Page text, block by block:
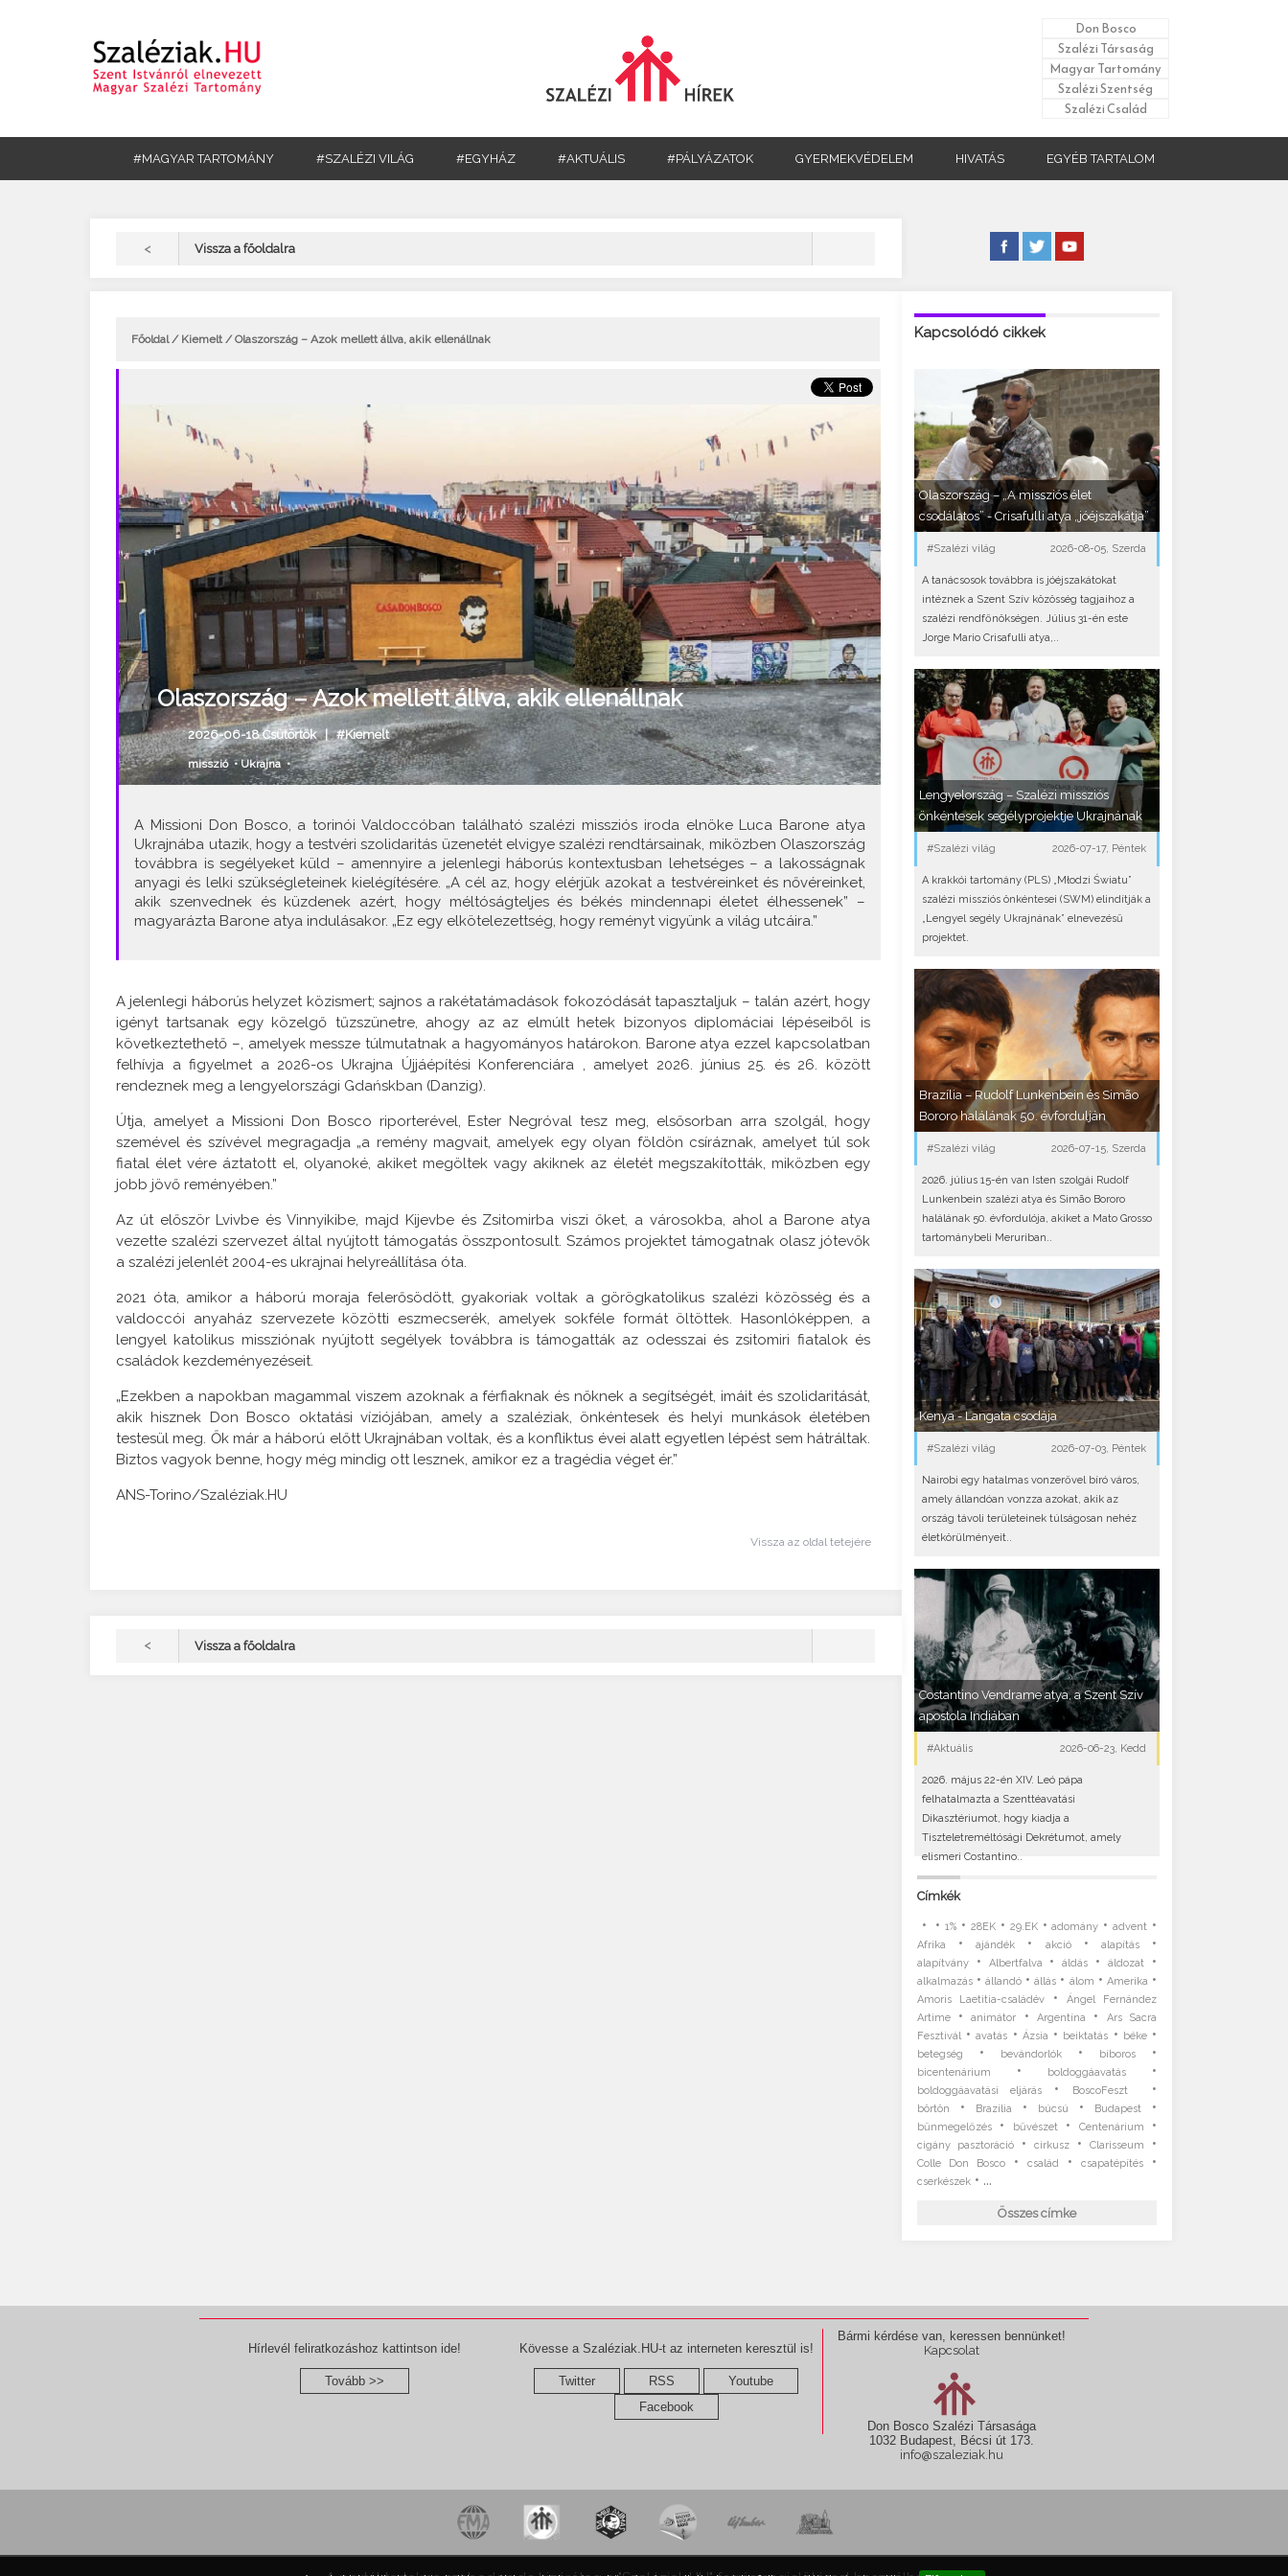
Don Bosco
Szalézi Társaság
Magyar Tartomány
Szalézi Szentség
Szalézi Család
#MAGYAR TARTOMÁNY #SZALÉZI VILÁG #EGYHÁZ #AKTUÁLIS #PÁLYÁZATOK GYERMEKVÉDELEM HIVATÁS EGYÉB TARTALOM
< Vissza a főoldalra
Főoldal/ Kiemelt/ Olaszország – Azok mellett állva, akik ellenállnak
Olaszország – Azok mellett állva, akik ellenállnak
2026-06-18 Csütörtök |#Kiemelt
misszió•Ukrajna•
A Missioni Don Bosco, a torinói Valdoccóban található szalézi missziós iroda elnöke Luca Barone atya
Ukrajnába utazik, hogy a testvéri szolidaritás üzenetét elvigye szalézi rendtársainak, miközben Olaszország
továbbra is segélyeket küld – amennyire a jelenlegi háborús kontextusban lehetséges – a lakosságnak
anyagi és lelki szükségleteinek kielégítésére. „A cél az, hogy elérjük azokat a testvéreinket és nővéreinket,
akik szenvednek és küzdenek azért, hogy méltóságteljes és békés mindennapi életet élhessenek” –
magyarázta Barone atya indulásakor. „Ez egy elkötelezettség, hogy reményt vigyünk a világ utcáira.”
A jelenlegi háborús helyzet közismert; sajnos a rakétatámadások fokozódását tapasztaljuk – talán azért, hogy
igényt tartsanak egy közelgő tűzszünetre, ahogy az az elmúlt hetek bizonyos diplomáciai lépéseiből is
következtethető –, amelyek messze túlmutatnak a hagyományos határokon. Barone atya ezzel kapcsolatban
felhívja a figyelmet a 2026-os Ukrajna Újjáépítési Konferenciára , amelyet 2026. június 25. és 26. között
rendeznek meg a lengyelországi Gdańskban (Danzig).
Útja, amelyet a Missioni Don Bosco riporterével, Ester Negróval tesz meg, elsősorban arra szolgál, hogy
szemével és szívével megragadja „a remény magvait, amelyek egy olyan földön csíráznak, amelyet túl sok
fiatal élet vére áztatott el, olyanoké, akiket megöltek vagy akiknek az életét megszakították, miközben egy
jobb jövő reményében.”
Az út először Lvivbe és Vinnyikibe, majd Kijevbe és Zsitomirba viszi őket, a városokba, ahol a Barone atya
vezette szalézi szervezet által nyújtott támogatás összpontosult. Számos projektet támogatnak olasz jótevők
a szalézi jelenlét 2004-es ukrajnai helyreállítása óta.
2021 óta, amikor a háború moraja felerősödött, gyakoriak voltak a görögkatolikus szalézi közösség és a
valdoccói anyaház szervezete közötti eszmecserék, amelyek sokféle formát öltöttek. Hasonlóképpen, a
lengyel katolikus missziónak nyújtott segélyek továbbra is támogatták az odesszai és zsitomiri fiatalok és
családok kezdeményezéseit.
„Ezekben a napokban magammal viszem azoknak a férfiaknak és nőknek a segítségét, imáit és szolidaritását,
akik hisznek Don Bosco oktatási víziójában, amely a szaléziak, önkéntesek és helyi munkások életében
testesül meg. Ők már a háború előtt Ukrajnában voltak, és a konfliktus évei alatt egyetlen lépést sem hátráltak.
Biztos vagyok benne, hogy még mindig ott lesznek, amikor ez a tragédia véget ér.”
ANS-Torino/Szaléziak.HU
Vissza az oldal tetejére
Kapcsolódó cikkek
Olaszország – „A missziós élet
csodálatos” - Crisafulli atya „jóéjszakátja”
#Szalézi világ 2026-08-05, Szerda
A tanácsosok továbbra is jóéjszakátokat
intéznek a Szent Szív közösség tagjaihoz a
szalézi rendfőnökségen. Július 31-én este
Jorge Mario Crisafulli atya,..
Lengyelország – Szalézi missziós
önkéntesek segélyprojektje Ukrajnának
#Szalézi világ 2026-07-17, Péntek
A krakkói tartomány (PLS) „Młodzi Światu”
szalézi missziós önkéntesei (SWM) elindítják a
„Lengyel segély Ukrajnának” elnevezésű
projektet.
Brazília – Rudolf Lunkenbein és Simão
Bororo halálának 50. évfordulján
#Szalézi világ 2026-07-15, Szerda
2026. július 15-én van Isten szolgái Rudolf
Lunkenbein szalézi atya és Simão Bororo
halálának 50. évfordulója, akiket a Mato Grosso
tartománybeli Meruriban..
Kenya - Langata csodája
#Szalézi világ 2026-07-03, Péntek
Nairobi egy hatalmas vonzerővel bíró város,
amely állandóan vonzza azokat, akik az
ország távoli területeinek túlságosan nehéz
életkörülményeit..
Costantino Vendrame atya, a Szent Szív
apostola Indiában
#Aktuális 2026-06-23, Kedd
2026. május 22-én XIV. Leó pápa
felhatalmazta a Szenttéavatási
Dikasztériumot, hogy kiadja a
Tiszteletreméltósági Dekrétumot, amely
elismeri Costantino..
Címkék
• •1% • 28EK • 29.EK•adomány •advent •
Afrika •ajándék • akció• alapítás•
alapítvány• Albertfalva •áldás •áldozat •
alkalmazás•állandó •állás • álom • Amerika •
Amoris Laetitia-családév•
Ángel Fernández
Artime•animátor •Argentína •
Ars Sacra
Fesztivál•avatás • Ázsia • beiktatás • béke•
betegség • bevándorlók• bíboros •
bicentenárium • boldoggáavatás•
boldoggáavatási eljárás • BoscoFeszt •
börtön • Brazília • búcsú • Budapest •
bűnmegelőzés• bűvészet• Centenárium •
cigány pasztoráció• cirkusz•Clarisseum •
Colle Don Bosco• család •csapatépítés •
cserkészek• ...
Összes címke
< Vissza a főoldalra
Hírlevél feliratkozáshoz kattintson ide!
Tovább >>
Kövesse a Szaléziak.HU-t az interneten keresztül is!
Twitter RSS
Youtube
Facebook
Bármi kérdése van, keressen bennünket!
Kapcsolat
Don Bosco Szalézi Társasága
1032 Budapest, Bécsi út 173.
info@szaleziak.hu